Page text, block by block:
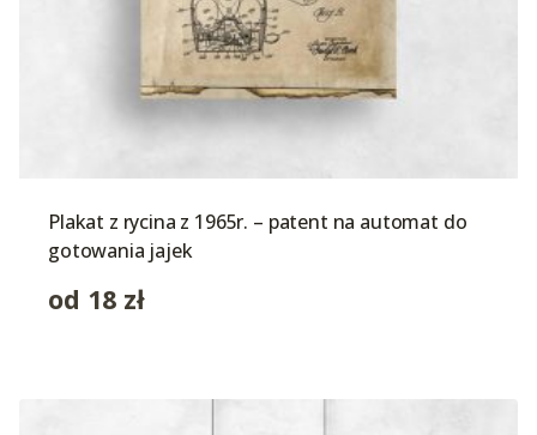
Plakat z rycina z 1965r. – patent na automat do
gotowania jajek
od 18 zł